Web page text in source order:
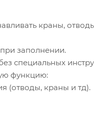
краны,
заполнении.
специальных
функцию:
(отводы, краны и тд).